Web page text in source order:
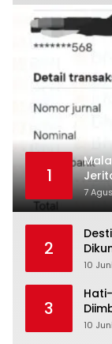
1
7
2
Akhir
10
3
10